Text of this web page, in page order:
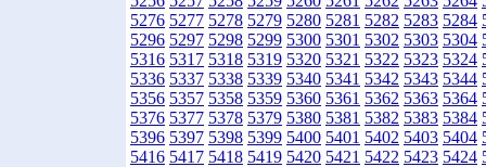
5276 5277 5278 5279 5280 5281 5282 5283 5284
5296 5297 5298 5299 5300 5301 5302 5303 5304
5316 5317 5318 5319 5320 5321 5322 5323 5324
5336 5337 5338 5339 5340 5341 5342 5343 5344
5356 5357 5358 5359 5360 5361 5362 5363 5364
5376 5377 5378 5379 5380 5381 5382 5383 5384
5396 5397 5398 5399 5400 5401 5402 5403 5404
5416 5417 5418 5419 5420 5421 5422 5423 5424